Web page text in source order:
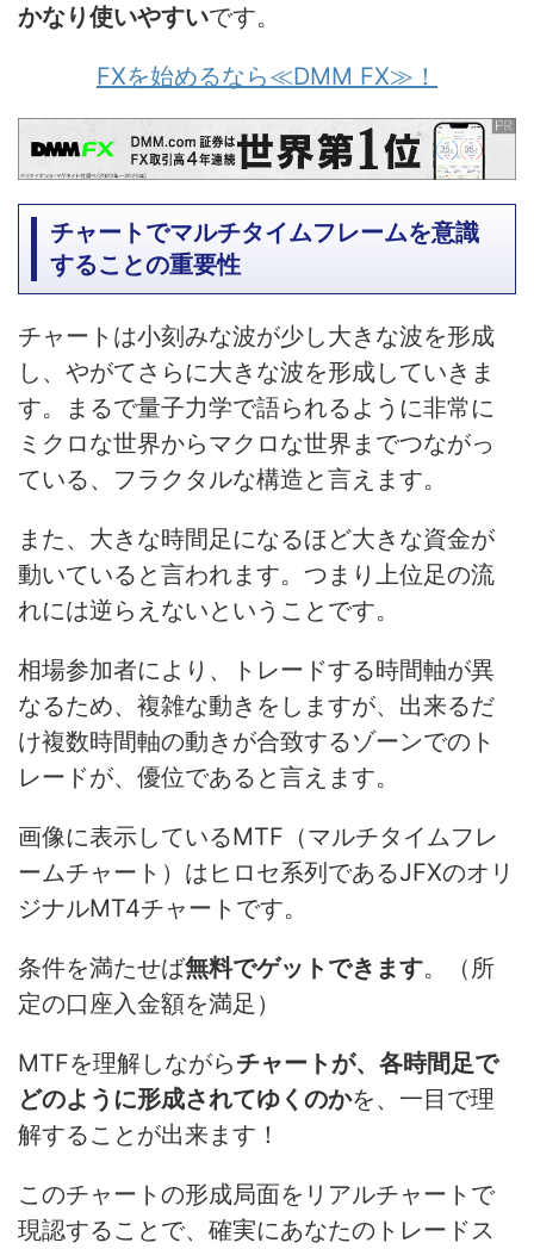
かなり使いやすいです。
FXを始めるなら≪DMM FX≫！
チャートでマルチタイムフレームを意識
することの重要性
チャートは小刻みな波が少し大きな波を形成
し、やがてさらに大きな波を形成していきま
す。まるで量子力学で語られるように非常に
ミクロな世界からマクロな世界までつながっ
ている、フラクタルな構造と言えます。
また、大きな時間足になるほど大きな資金が
動いていると言われます。つまり上位足の流
れには逆らえないということです。
相場参加者により、トレードする時間軸が異
なるため、複雑な動きをしますが、出来るだ
け複数時間軸の動きが合致するゾーンでのト
レードが、優位であると言えます。
画像に表示しているMTF（マルチタイムフレ
ームチャート）はヒロセ系列であるJFXのオリ
ジナルMT4チャートです。
条件を満たせば無料でゲットできます。（所
定の口座入金額を満足）
MTFを理解しながらチャートが、各時間足で
どのように形成されてゆくのかを、一目で理
解することが出来ます！
このチャートの形成局面をリアルチャートで
現認することで、確実にあなたのトレードス